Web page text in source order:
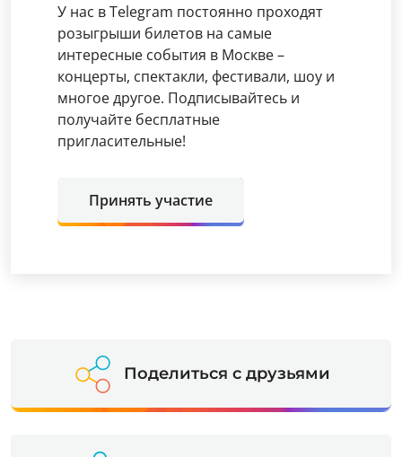
У нас в Telegram постоянно проходят
розыгрыши билетов на самые
интересные события в Москве –
концерты, спектакли, фестивали, шоу и
многое другое. Подписывайтесь и
получайте бесплатные
пригласительные!
Принять участие
Поделиться с друзьями